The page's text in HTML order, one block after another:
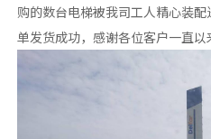
购的数台电梯被我司工人精心装
单发货成功，感谢各位客户一直以